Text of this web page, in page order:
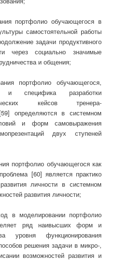
портфолио обучающегося в
самостоятельной работы
задачи продуктивного
через социально значимые
и общения;
портфолио обучающегося,
и специфика разработки
кейсов тренера-
определяются в системном
и форм самовыражения
двух ступеней
портфолио обучающегося как
[60] является практико
личности в системном
развития личности;
в моделировании портфолио
ряд наивысших форм и
уровня функционирования
решения задачи в микро-,
возможностей развития и